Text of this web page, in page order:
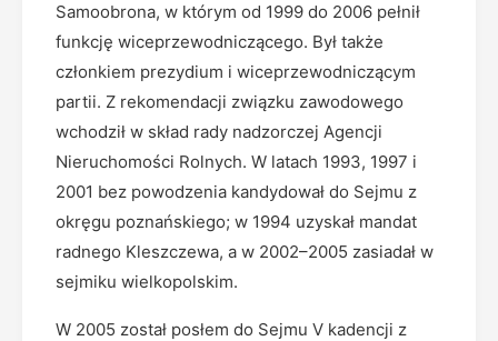
Samoobrona, w którym od 1999 do 2006 pełnił
funkcję wiceprzewodniczącego. Był także
członkiem prezydium i wiceprzewodniczącym
partii. Z rekomendacji związku zawodowego
wchodził w skład rady nadzorczej Agencji
Nieruchomości Rolnych. W latach 1993, 1997 i
2001 bez powodzenia kandydował do Sejmu z
okręgu poznańskiego; w 1994 uzyskał mandat
radnego Kleszczewa, a w 2002–2005 zasiadał w
sejmiku wielkopolskim.
W 2005 został posłem do Sejmu V kadencji z